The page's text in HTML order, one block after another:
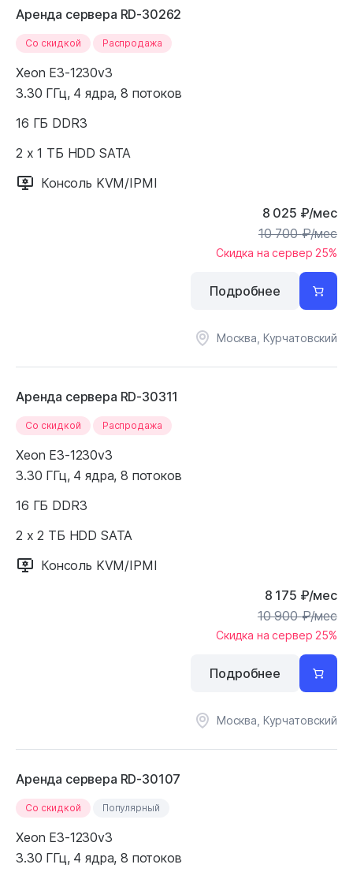
Аренда сервера RD-30262
Cо скидкой Распродажа
Xeon E3-1230v3
3.30 ГГц, 4 ядра, 8 потоков
16 ГБ DDR3
2 x 1 ТБ HDD SATA
Консоль KVM/IPMI
8 025 ₽/мес
10 700₽/мес
Скидка на сервер 25%
Москва, Курчатовский
Подробнее
Аренда сервера RD-30311
Cо скидкой Распродажа
Xeon E3-1230v3
3.30 ГГц, 4 ядра, 8 потоков
16 ГБ DDR3
2 x 2 ТБ HDD SATA
Консоль KVM/IPMI
8 175 ₽/мес
10 900₽/мес
Скидка на сервер 25%
Москва, Курчатовский
Подробнее
Аренда сервера RD-30107
Cо скидкой Популярный
Xeon E3-1230v3
3.30 ГГц, 4 ядра, 8 потоков